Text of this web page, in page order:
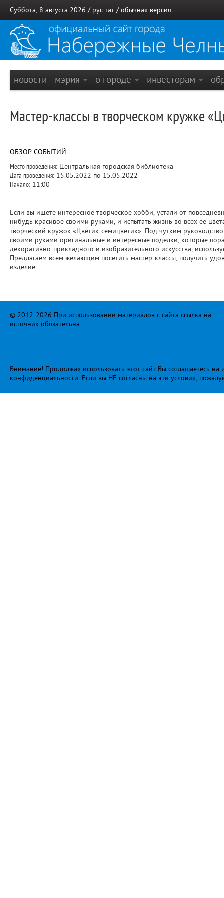
Суббота, 8 августа 2026 / рус тат / обычная версия
новости мэрия о городе инвесторам
Мастер-классы в творческом кружке
ОБЗОР СОБЫТИЙ
Место проведения: Центральная городская библиотека
Дата проведения: 15.05.2022 по 15.05.2022
Начало: 11:00
Если вы ищете интересное творческое хобби, устали от
нибудь красивое своими руками, и испытать жизнь во всех ее
творческий кружок «Цветик-семицветик». Под чутким
своими руками оригинальные и интересные поделки, которые
декоративно-прикладного и изобразительного искусства,
Предлагаем всем желающим посетить мастер-классы, получить
изделие.
© 2012-2026 При использовании материалов с сайта ссылка на
источник обязательна.
Внимание! Продолжая использовать этот сайт Вы соглашаетесь
конфиденциальности. Если вы НЕ согласны на эти условия,